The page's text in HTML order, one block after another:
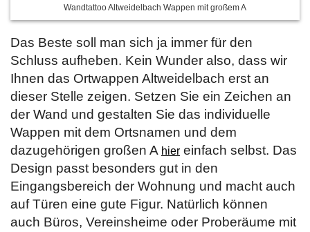
Wandtattoo Altweidelbach Wappen mit großem A
Das Beste soll man sich ja immer für den
Schluss aufheben. Kein Wunder also, dass wir
Ihnen das Ortwappen Altweidelbach erst an
dieser Stelle zeigen. Setzen Sie ein Zeichen an
der Wand und gestalten Sie das individuelle
Wappen mit dem Ortsnamen und dem
dazugehörigen großen A hier einfach selbst. Das
Design passt besonders gut in den
Eingangsbereich der Wohnung und macht auch
auf Türen eine gute Figur. Natürlich können
auch Büros, Vereinsheime oder Proberäume mit